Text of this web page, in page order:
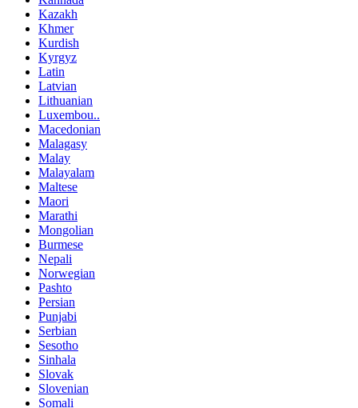
Kazakh
Khmer
Kurdish
Kyrgyz
Latin
Latvian
Lithuanian
Luxembou..
Macedonian
Malagasy
Malay
Malayalam
Maltese
Maori
Marathi
Mongolian
Burmese
Nepali
Norwegian
Pashto
Persian
Punjabi
Serbian
Sesotho
Sinhala
Slovak
Slovenian
Somali